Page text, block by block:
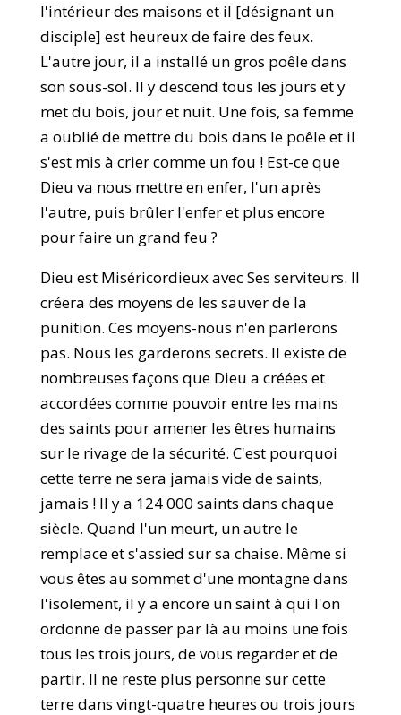
l'intérieur des maisons et il [désignant un
disciple] est heureux de faire des feux.
L'autre jour, il a installé un gros poêle dans
son sous-sol. Il y descend tous les jours et y
met du bois, jour et nuit. Une fois, sa femme
a oublié de mettre du bois dans le poêle et il
s'est mis à crier comme un fou ! Est-ce que
Dieu va nous mettre en enfer, l'un après
l'autre, puis brûler l'enfer et plus encore
pour faire un grand feu ?
Dieu est Miséricordieux avec Ses serviteurs. Il
créera des moyens de les sauver de la
punition. Ces moyens-nous n'en parlerons
pas. Nous les garderons secrets. Il existe de
nombreuses façons que Dieu a créées et
accordées comme pouvoir entre les mains
des saints pour amener les êtres humains
sur le rivage de la sécurité. C'est pourquoi
cette terre ne sera jamais vide de saints,
jamais ! Il y a 124 000 saints dans chaque
siècle. Quand l'un meurt, un autre le
remplace et s'assied sur sa chaise. Même si
vous êtes au sommet d'une montagne dans
l'isolement, il y a encore un saint à qui l'on
ordonne de passer par là au moins une fois
tous les trois jours, de vous regarder et de
partir. Il ne reste plus personne sur cette
terre dans vingt-quatre heures ou trois jours